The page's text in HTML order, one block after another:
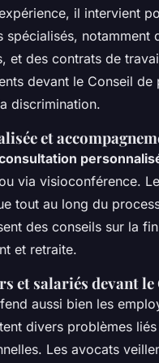
il intervient
notamment
et des contrats de
devant le Conseil
discrimination.
et
via visioconférence.
tout au long du
des conseils sur la
et retraite.
et salariés devant
aussi bien les
divers problèmes
Les avocats